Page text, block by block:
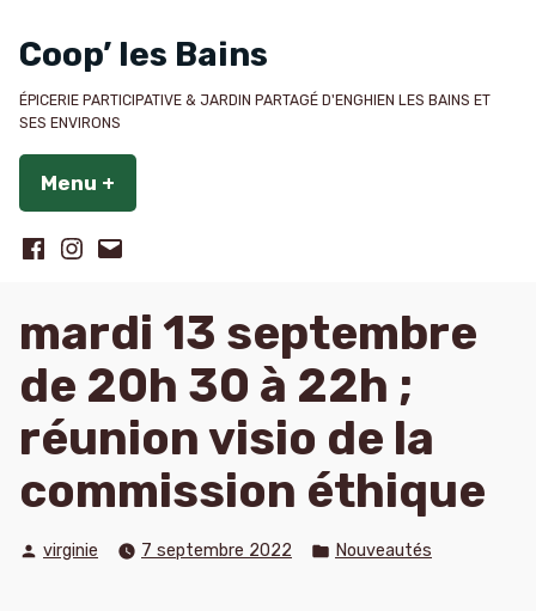
auCoop’ les Bains
ÉPICERIE PARTICIPATIVE & JARDIN PARTAGÉ D'ENGHIEN LES BAINS ET
SES ENVIRONS
Menu +
Suivez
Bains
sur
Facebook
Suivez
Bains
sur
Instagram
Contactez-
mardi 13 septembre
de 20h 30 à 22h ;
réunion visio de la
commission éthique
Publié
virginie 7 septembre 2022
Publié
Nouveautés